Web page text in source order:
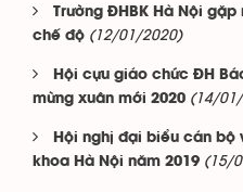
Trường ĐHBK Hà Nội
chế độ (12/01/2020)
Hội cựu giáo chức ĐH
mừng xuân mới 2020 (14/
Hội nghị đại biểu cán bộ
khoa Hà Nội năm 2019 (15/